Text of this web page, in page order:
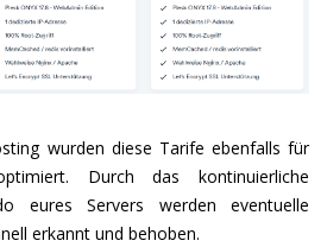
wurden diese Tarife ebenfalls für
Durch das kontinuierliche
eures Servers werden eventuelle
erkannt und behoben.